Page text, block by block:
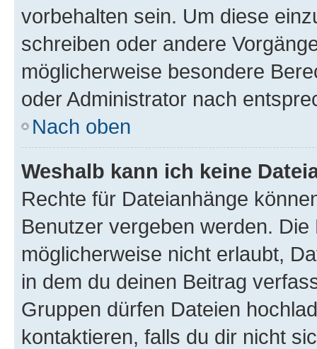
vorbehalten sein. Um diese
schreiben oder andere
möglicherweise besondere
oder Administrator nach
Nach oben
Weshalb kann ich keine
Rechte für Dateianhänge
Benutzer vergeben werden.
möglicherweise nicht erlaubt,
in dem du deinen Beitrag
Gruppen dürfen Dateien
kontaktieren, falls du dir nicht